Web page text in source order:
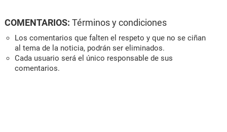
COMENTARIOS: Términos y condiciones
Los comentarios que falten el respeto y que no se ciñan
al tema de la noticia, podrán ser eliminados.
Cada usuario será el único responsable de sus
comentarios.